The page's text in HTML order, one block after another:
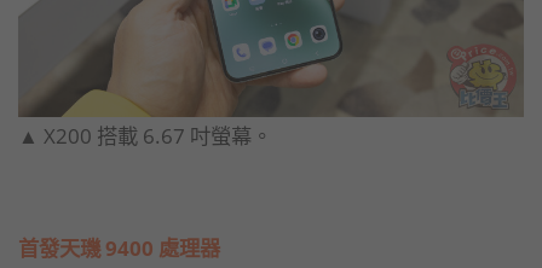
▲ X200 搭載 6.67 吋螢幕。
首發天璣 9400 處理器